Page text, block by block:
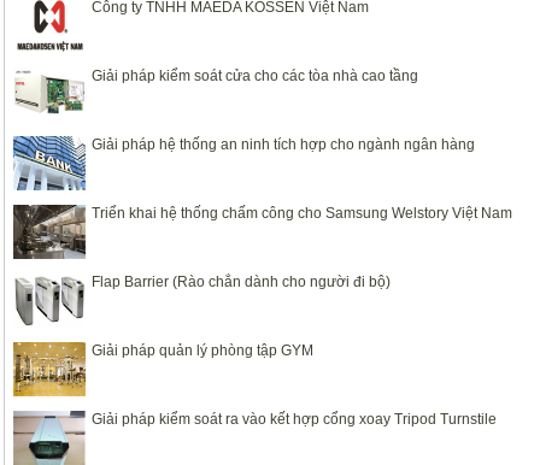
Công ty TNHH MAEDA KOSSEN Việt Nam
Giải pháp kiểm soát cửa cho các tòa nhà cao tầng
Giải pháp hệ thống an ninh tích hợp cho ngành ngân hàng
Triển khai hệ thống chấm công cho Samsung Welstory Việt Nam
Flap Barrier (Rào chắn dành cho người đi bộ)
Giải pháp quản lý phòng tập GYM
Giải pháp kiểm soát ra vào kết hợp cổng xoay Tripod Turnstile